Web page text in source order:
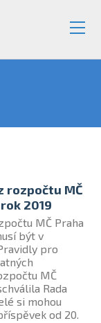
rozpočtu MČ
2019
MČ Praha
být v
pro
MČ
Rada
si mohou
od 20.